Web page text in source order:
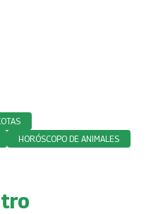
HORÓSCOPO DE ANIMALES